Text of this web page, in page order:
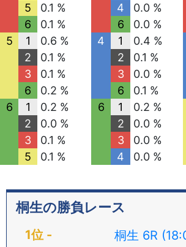
5
0.1 %
6
0.1 %
5
1
0.6 %
2
0.1 %
3
0.1 %
6
0.2 %
6
1
0.2 %
2
0.0 %
3
0.1 %
5
0.1 %
4
0.0 %
6
0.0 %
4
1
0.4 %
2
0.1 %
3
0.0 %
6
0.1 %
6
1
0.2 %
2
0.0 %
3
0.0 %
4
0.0 %
桐生の勝負レース
桐生 6R